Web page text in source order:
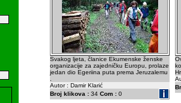
Svakog ljeta, članice Ekumenske ženske
organizacije za zajedničku Europu, prolaze
jedan dio Egeriina puta prema Jeruzalemu
Autor : Damir Klarić
Broj klikova : 34 Com : 0